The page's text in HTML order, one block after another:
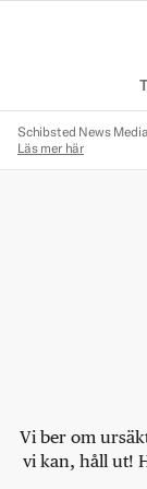
Schibsted News
Läs mer här
Vi ber om
vi kan, håll ut!